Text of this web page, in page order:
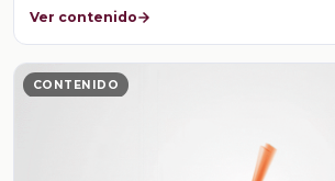
Ver contenido
CONTENIDO